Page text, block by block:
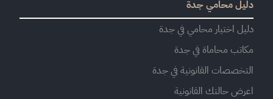
دليل محامي جدة
دليل اختيار محامي في جدة
مكاتب محاماة في جدة
التخصصات القانونية في جدة
اعرض حالتك القانونية